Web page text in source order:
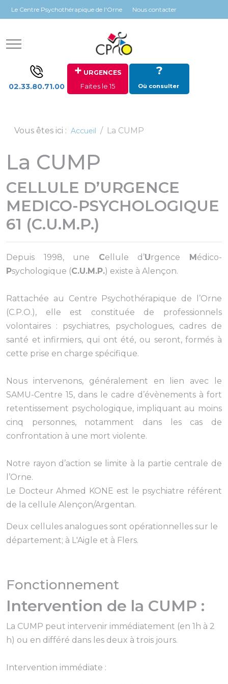
Panneau de gestion des cookies
Le Centre Psychothérapique de l'Orne Nous contacter
Mobile Menu Toggle
02.33.80.71.00
+ URGENCES
Faites le 15
?
Où consulter
Vous êtes ici : Accueil La CUMP
La CUMP
CELLULE D’URGENCE
MEDICO-PSYCHOLOGIQUE
61 (C.U.M.P.)
Depuis 1998, une Cellule d’Urgence Médico-
Psychologique (C.U.M.P.) existe à Alençon.
Rattachée au Centre Psychothérapique de l’Orne
(C.P.O.), elle est constituée de professionnels
volontaires : psychiatres, psychologues, cadres de
santé et infirmiers, qui ont été, ou seront, formés à
cette prise en charge spécifique.
Nous intervenons, généralement en lien avec le
SAMU-Centre 15, dans le cadre d’évènements à fort
retentissement psychologique, impliquant au moins
cinq personnes, notamment dans les cas de
confrontation à une mort violente.
Notre rayon d’action se limite à la partie centrale de
l’Orne.
Le Docteur Ahmed KONE est le psychiatre référent
de la cellule Alençon/Argentan.
Deux cellules analogues sont opérationnelles sur le
département; à L'Aigle et à Flers.
Fonctionnement
Intervention de la CUMP :
La CUMP peut intervenir immédiatement (en 1h à 2
h) ou en différé dans les deux à trois jours.
Intervention immédiate :